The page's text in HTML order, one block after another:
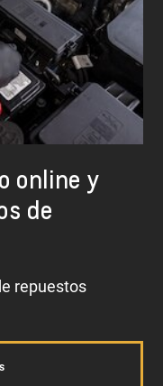
online y
de
repuestos